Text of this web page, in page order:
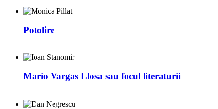
Potolire
Mario Vargas Llosa sau focul literaturii